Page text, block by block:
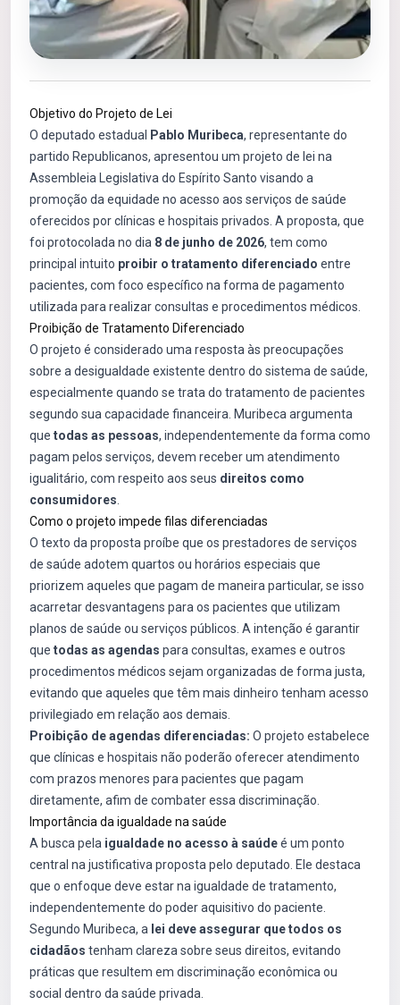
Objetivo do Projeto de Lei
O deputado estadual
Pablo Muribeca, representante do
partido Republicanos, apresentou um projeto de lei na
Assembleia Legislativa do Espírito Santo visando a
promoção da equidade no acesso aos serviços de saúde
oferecidos por clínicas e hospitais privados. A proposta, que
foi protocolada no dia 8 de junho de 2026, tem como
principal intuito proibir o tratamento diferenciado entre
pacientes, com foco específico na forma de pagamento
utilizada para realizar consultas e procedimentos médicos.
Proibição de Tratamento Diferenciado
O projeto é considerado uma resposta às preocupações
sobre a desigualdade existente dentro do sistema de saúde,
especialmente quando se trata do tratamento de pacientes
segundo sua capacidade financeira. Muribeca argumenta
que todas as pessoas, independentemente da forma como
pagam pelos serviços, devem receber um atendimento
igualitário, com respeito aos seus direitos como
consumidores
Como o projeto impede filas diferenciadas
O texto da proposta proíbe que os prestadores de serviços
de saúde adotem quartos ou horários especiais que
priorizem aqueles que pagam de maneira particular, se isso
acarretar desvantagens para os pacientes que utilizam
planos de saúde ou serviços públicos. A intenção é garantir
que todas as agendas para consultas, exames e outros
procedimentos médicos sejam organizadas de forma justa,
evitando que aqueles que têm mais dinheiro tenham acesso
privilegiado em relação aos demais.
Proibição de agendas diferenciadas: O projeto estabelece
que clínicas e hospitais não poderão oferecer atendimento
com prazos menores para pacientes que pagam
diretamente, afim de combater essa discriminação.
Importância da igualdade na saúde
A busca pela igualdade no acesso à saúdeé um ponto
central na justificativa proposta pelo deputado. Ele destaca
que o enfoque deve estar na igualdade de tratamento,
independentemente do poder aquisitivo do paciente.
Segundo Muribeca, a lei deve assegurar que todos os
cidadãos tenham clareza sobre seus direitos, evitando
práticas que resultem em discriminação econômica ou
social dentro da saúde privada.